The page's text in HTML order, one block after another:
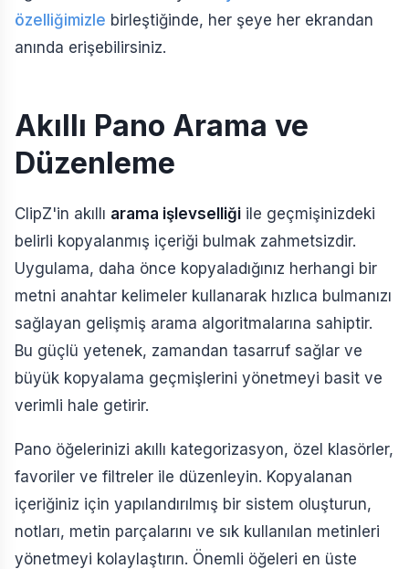
özelliğimizle birleştiğinde, her şeye her ekrandan
anında erişebilirsiniz.
Akıllı Pano Arama ve
Düzenleme
ClipZ'in akıllı arama işlevselliği ile geçmişinizdeki
belirli kopyalanmış içeriği bulmak zahmetsizdir.
Uygulama, daha önce kopyaladığınız herhangi bir
metni anahtar kelimeler kullanarak hızlıca bulmanızı
sağlayan gelişmiş arama algoritmalarına sahiptir.
Bu güçlü yetenek, zamandan tasarruf sağlar ve
büyük kopyalama geçmişlerini yönetmeyi basit ve
verimli hale getirir.
Pano öğelerinizi akıllı kategorizasyon, özel klasörler,
favoriler ve filtreler ile düzenleyin. Kopyalanan
içeriğiniz için yapılandırılmış bir sistem oluşturun,
notları, metin parçalarını ve sık kullanılan metinleri
yönetmeyi kolaylaştırın. Önemli öğeleri en üste